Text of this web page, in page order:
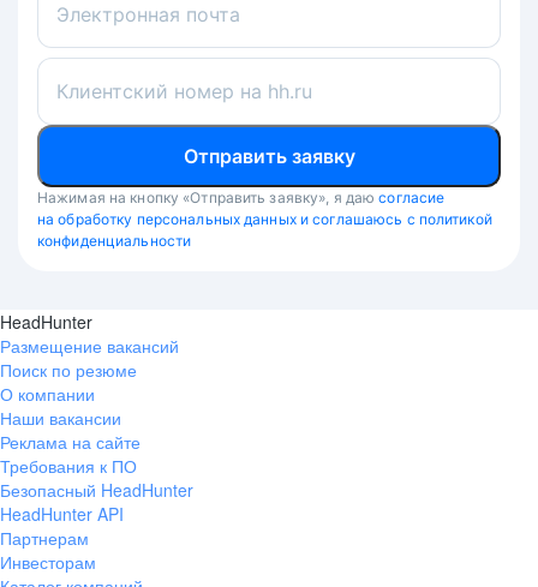
Электронная почта
Клиентский номер на hh.ru
Отправить заявку
Нажимая на кнопку «Отправить заявку», я даю согласие
на обработку персональных данных и соглашаюсь с политикой
конфиденциальности
HeadHunter
Размещение вакансий
Поиск по резюме
О компании
Наши вакансии
Реклама на сайте
Требования к ПО
Безопасный HeadHunter
HeadHunter API
Партнерам
Инвесторам